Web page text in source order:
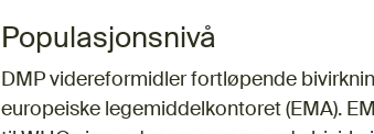
Populasjonsnivå
DMP videreformidler fortløpende
europeiske legemiddelkontoret (EMA).